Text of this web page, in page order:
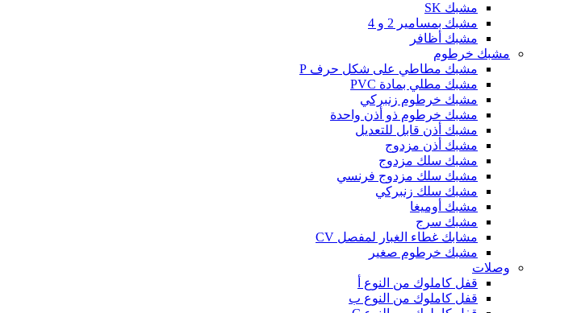
مشبك SK
مشبك بمسامير 2 و 4
مشبك أظافر
مشبك خرطوم
مشبك مطاطي على شكل حرف P
مشبك مطلي بمادة PVC
مشبك خرطوم زنبركي
مشبك خرطوم ذو أذن واحدة
مشبك أذن قابل للتعديل
مشبك أذن مزدوج
مشبك سلك مزدوج
مشبك سلك مزدوج فرنسي
مشبك سلك زنبركي
مشبك أوميغا
مشبك سرج
مشابك غطاء الغبار لمفصل CV
مشبك خرطوم صغير
وصلات
قفل كاملوك من النوع أ
قفل كاملوك من النوع ب